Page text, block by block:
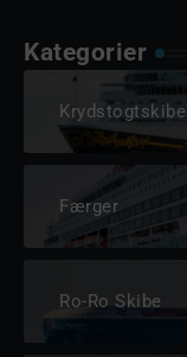
Kategorier
Krydstogtskibe
Færger
Ro-Ro Skibe